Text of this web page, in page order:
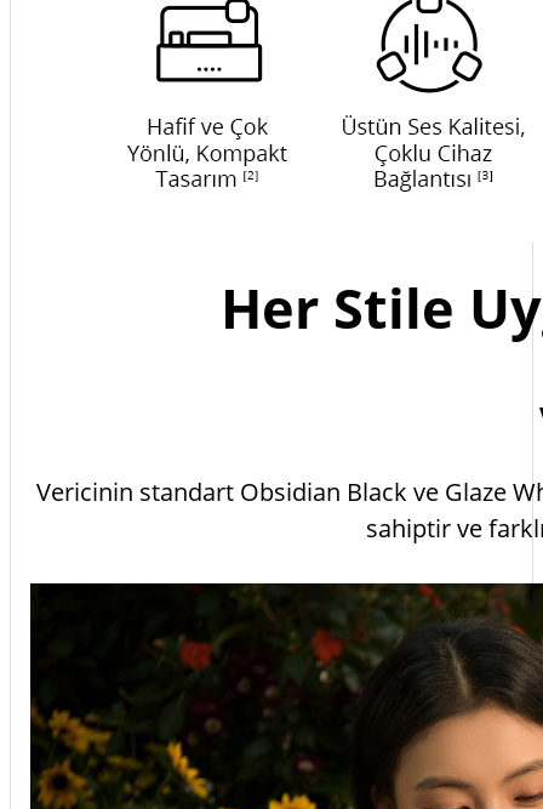
Her Stile
Vericinin standart Obsidian Black ve Glaze
sahiptir ve